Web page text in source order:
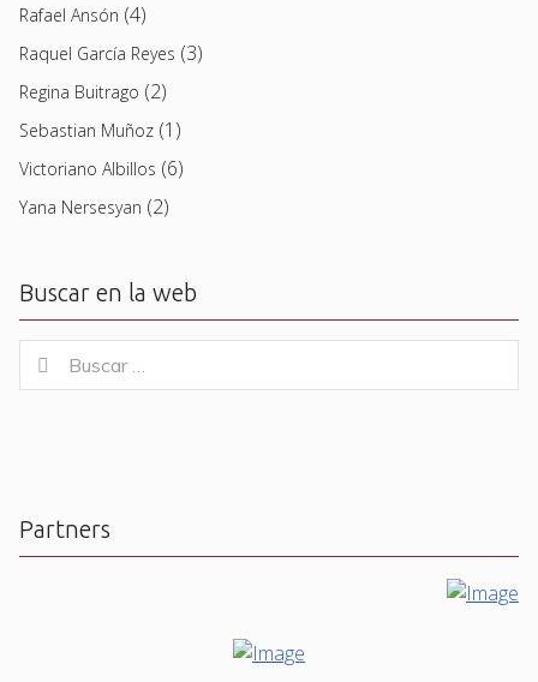
Rafael Ansón (4)
Raquel García Reyes (3)
Regina Buitrago (2)
Sebastian Muñoz (1)
Victoriano Albillos (6)
Yana Nersesyan (2)
Buscar en la web
for:
Buscar
Partners